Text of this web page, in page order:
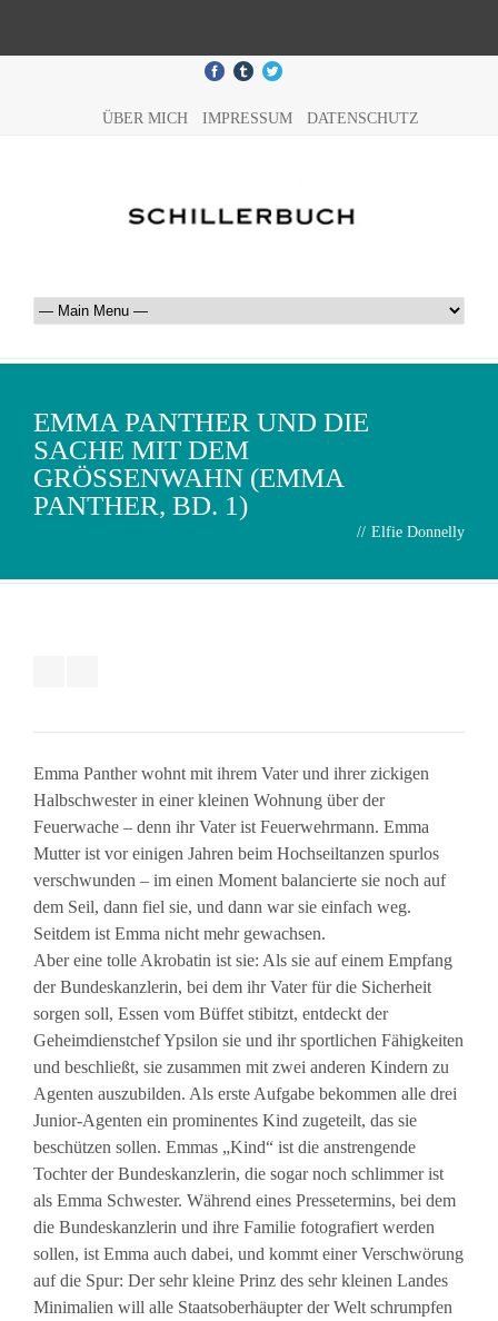
ÜBER MICH IMPRESSUM DATENSCHUTZ
EMMA PANTHER UND DIE
SACHE MIT DEM
GRÖSSENWAHN (EMMA P
ANTHER, BD. 1)
// Elfie Donnelly
Emma Panther wohnt mit ihrem Vater und ihrer zickigen
Halbschwester in einer kleinen Wohnung über der
Feuerwache – denn ihr Vater ist Feuerwehrmann. Emma
Mutter ist vor einigen Jahren beim Hochseiltanzen spurlos
verschwunden – im einen Moment balancierte sie noch auf
dem Seil, dann fiel sie, und dann war sie einfach weg.
Seitdem ist Emma nicht mehr gewachsen.
Aber eine tolle Akrobatin ist sie: Als sie auf einem Empfang
der Bundeskanzlerin, bei dem ihr Vater für die Sicherheit
sorgen soll, Essen vom Büffet stibitzt, entdeckt der
Geheimdienstchef Ypsilon sie und ihr sportlichen Fähigkeiten
und beschließt, sie zusammen mit zwei anderen Kindern zu
Agenten auszubilden. Als erste Aufgabe bekommen alle drei
Junior-Agenten ein prominentes Kind zugeteilt, das sie
beschützen sollen. Emmas „Kind“ ist die anstrengende
Tochter der Bundeskanzlerin, die sogar noch schlimmer ist
als Emma Schwester. Während eines Pressetermins, bei dem
die Bundeskanzlerin und ihre Familie fotografiert werden
sollen, ist Emma auch dabei, und kommt einer Verschwörung
auf die Spur: Der sehr kleine Prinz des sehr kleinen Landes
Minimalien will alle Staatsoberhäupter der Welt schrumpfen